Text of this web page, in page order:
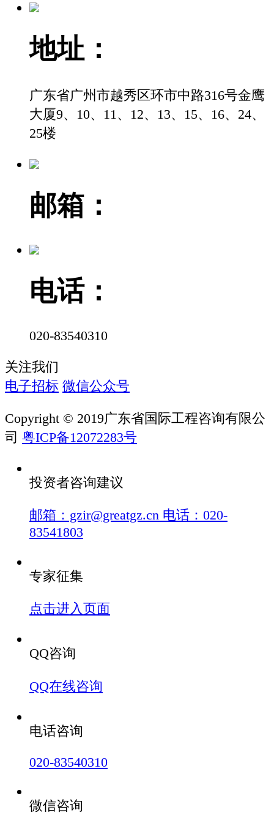
地址：
广东省广州市越秀区环市中路316号金鹰
大厦9、10、11、12、13、15、16、24、
25楼
邮箱：
电话：
020-83540310
关注我们
电子招标 微信公众号
Copyright © 2019广东省国际工程咨询有限公
司 粤ICP备12072283号
投资者咨询建议
邮箱：gzir@greatgz.cn 电话：020-
83541803
专家征集
点击进入页面
QQ咨询
QQ在线咨询
电话咨询
020-83540310
微信咨询